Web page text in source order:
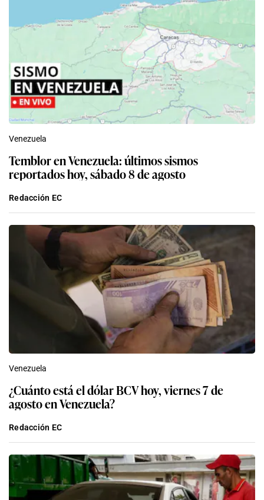
Venezuela
Temblor en Venezuela: últimos sismos
reportados hoy, sábado 8 de agosto
Redacción EC
Venezuela
¿Cuánto está el dólar BCV hoy, viernes 7 de
agosto en Venezuela?
Redacción EC